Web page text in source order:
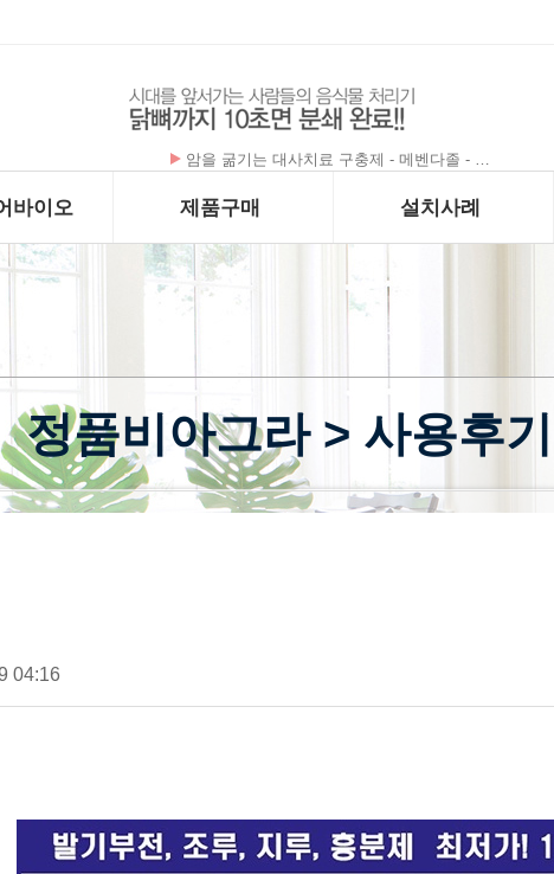
폰테크 처벌≫ 클릭 랭킹 Best 5 보기~!
바이오
제품구매
설치사례
정품비아그라 > 사용후기
04:16